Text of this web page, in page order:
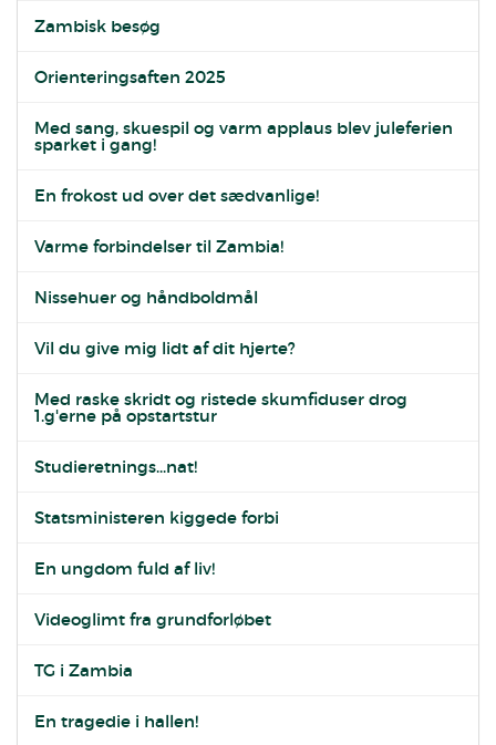
Zambisk besøg
Orienteringsaften 2025
Med sang, skuespil og varm applaus blev juleferien
sparket i gang!
En frokost ud over det sædvanlige!
Varme forbindelser til Zambia!
Nissehuer og håndboldmål
Vil du give mig lidt af dit hjerte?
Med raske skridt og ristede skumfiduser drog
1.g'erne på opstartstur
Studieretnings...nat!
Statsministeren kiggede forbi
En ungdom fuld af liv!
Videoglimt fra grundforløbet
TG i Zambia
En tragedie i hallen!